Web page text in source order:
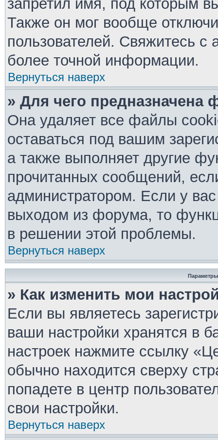
запретил имя, под которым
Также он мог вообще
пользователей. Свяжитесь с
более точной информации.
Вернуться наверх
» Для чего предназначена
Она удаляет все файлы
оставаться под вашим
а также выполняет другие
прочитанных сообщений,
администратором. Если у
выходом из форума, то
в решении этой проблемы.
Вернуться наверх
Параметры
» Как изменить мои
Если вы являетесь
ваши настройки хранятся в
настроек нажмите ссылку
обычно находится сверху
попадете в центр
свои настройки.
Вернуться наверх